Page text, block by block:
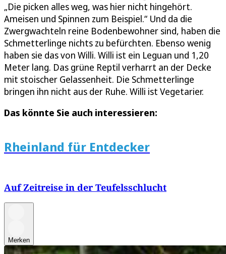
„Die picken alles weg, was hier nicht hingehört.
Ameisen und Spinnen zum Beispiel.“ Und da die
Zwergwachteln reine Bodenbewohner sind, haben die
Schmetterlinge nichts zu befürchten. Ebenso wenig
haben sie das von Willi. Willi ist ein Leguan und 1,20
Meter lang. Das grüne Reptil verharrt an der Decke
mit stoischer Gelassenheit. Die Schmetterlinge
bringen ihn nicht aus der Ruhe. Willi ist Vegetarier.
Das könnte Sie auch interessieren:
Rheinland für Entdecker
Auf Zeitreise in der Teufelsschlucht
Merken